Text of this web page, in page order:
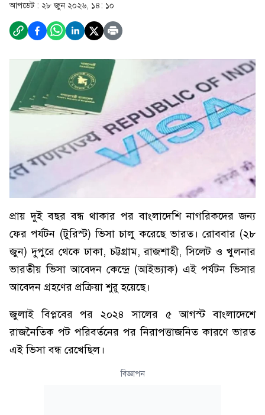
আপডেট : ২৮ জুন ২০২৬, ১৪: ১০
প্রায় দুই বছর বন্ধ থাকার পর বাংলাদেশি নাগরিকদের জন্য
ফের পর্যটন (টুরিস্ট) ভিসা চালু করেছে ভারত। রোববার (২৮
জুন) দুপুরে থেকে ঢাকা, চট্টগ্রাম, রাজশাহী, সিলেট ও খুলনার
ভারতীয় ভিসা আবেদন কেন্দ্রে (আইভ্যাক) এই পর্যটন ভিসার
আবেদন গ্রহণের প্রক্রিয়া শুরু হয়েছে।
জুলাই বিপ্লবের পর ২০২৪ সালের ৫ আগস্ট বাংলাদেশে
রাজনৈতিক পট পরিবর্তনের পর নিরাপত্তাজনিত কারণে ভারত
এই ভিসা বন্ধ রেখেছিল।
বিজ্ঞাপন